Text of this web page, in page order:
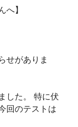
へ】
せがありま
した。 特に伏
回のテストは